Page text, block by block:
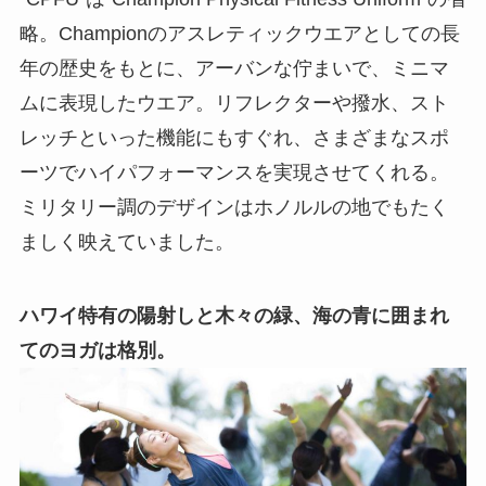
略。Championのアスレティックウエアとしての長
年の歴史をもとに、アーバンな佇まいで、ミニマ
ムに表現したウエア。リフレクターや撥水、スト
レッチといった機能にもすぐれ、さまざまなスポ
ーツでハイパフォーマンスを実現させてくれる。
ミリタリー調のデザインはホノルルの地でもたく
ましく映えていました。
ハワイ特有の陽射しと木々の緑、海の青に囲まれ
てのヨガは格別。